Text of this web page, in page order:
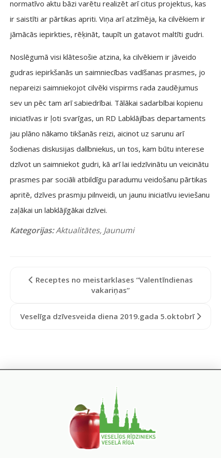
normatīvo aktu bāzi varētu realizēt arī citus projektus, kas
ir saistīti ar pārtikas apriti. Viņa arī atzīmēja, ka cilvēkiem ir
jāmācās iepirkties, rēķināt, taupīt un gatavot maltīti gudri.
Noslēgumā visi klātesošie atzina, ka cilvēkiem ir jāveido
gudras iepirkšanās un saimniecības vadīšanas prasmes, jo
nepareizi saimniekojot cilvēki vispirms rada zaudējumus
sev un pēc tam arī sabiedrībai. Tālākai sadarbībai kopienu
iniciatīvas ir ļoti svarīgas, un RD Labklājības departaments
jau plāno nākamo tikšanās reizi, aicinot uz sarunu arī
šodienas diskusijas dalībniekus, un tos, kam būtu interese
dzīvot un saimniekot gudri, kā arī lai iedzīvinātu un veicinātu
prasmes par sociāli atbildīgu paradumu veidošanu pārtikas
apritē, dzīves prasmju pilnveidi, un jaunu iniciatīvu ieviešanu
zaļākai un labklājīgākai dzīvei.
Kategorijas:Aktualitātes, Jaunumi
Receptes no meistarklases “Valentīndienas
vakariņas”
Veselīga dzīvesveida diena 2019.gada 5.oktobrī